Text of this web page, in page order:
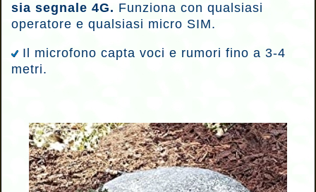
sia segnale 4G. Funziona con qualsiasi
operatore e qualsiasi micro SIM.
I
l microfono capta voci e rumori fino a 3-4
metri.